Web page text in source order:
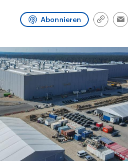
aus
Parteien
den mächtigsten Ländern
mit großem Einfluss auf
aktuelle Weltgeschehen.
Podcasts
Abonnieren
Link